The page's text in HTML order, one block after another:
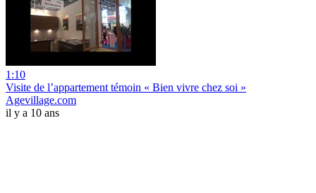
1:10
Visite de l’appartement témoin « Bien vivre chez soi »
Agevillage.com
il y a 10 ans